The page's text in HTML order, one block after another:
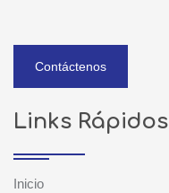
Contáctenos
Links Rápidos
Inicio